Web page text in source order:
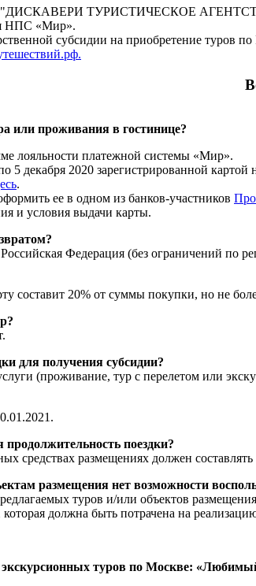
ТУРИСТИЧЕСКОЕ АГЕНТСТВО"
НПС «Мир».
субсидии на приобретение туров
или проживания в гостинице?
лояльности платежной системы «Мир».
5 декабря 2020 зарегистрированной
.
ее в одном из банков-участников
и условия выдачи карты.
Федерация (без ограничений по
составит 20% от суммы покупки, но не
для получения субсидии?
(проживание, тур с перелетом или
поездки?
средствах размещениях должен
размещения нет возможности
туров и/или объектов
должна быть потрачена на
туров по Москве: